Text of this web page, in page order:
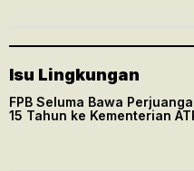
Isu Lingkungan
FPB Seluma Bawa
15 Tahun ke Kementerian